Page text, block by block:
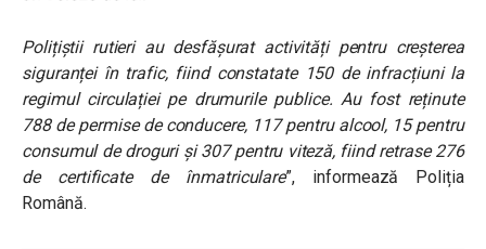
Polițiștii rutieri au desfășurat activități pentru creșterea
siguranței în trafic, fiind constatate 150 de infracțiuni la
regimul circulației pe drumurile publice. Au fost reținute
788 de permise de conducere, 117 pentru alcool, 15 pentru
consumul de droguri și 307 pentru viteză, fiind retrase 276
de certificate de înmatriculare”, informează Poliția
Română.